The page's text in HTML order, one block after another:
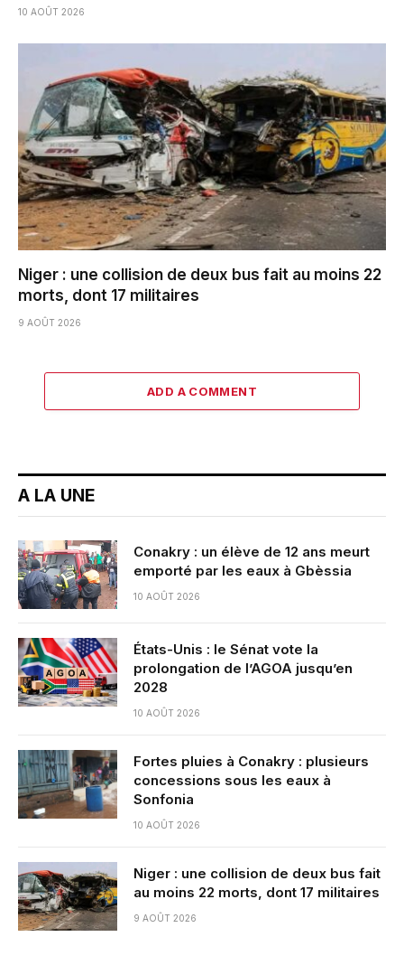
10 AOÛT 2026
Niger : une collision de deux bus fait au moins 22
morts, dont 17 militaires
9 AOÛT 2026
ADD A COMMENT
A LA UNE
Conakry : un élève de 12 ans meurt
emporté par les eaux à Gbèssia
10 AOÛT 2026
États-Unis : le Sénat vote la
prolongation de l’AGOA jusqu’en
2028
10 AOÛT 2026
Fortes pluies à Conakry : plusieurs
concessions sous les eaux à
Sonfonia
10 AOÛT 2026
Niger : une collision de deux bus fait
au moins 22 morts, dont 17 militaires
9 AOÛT 2026